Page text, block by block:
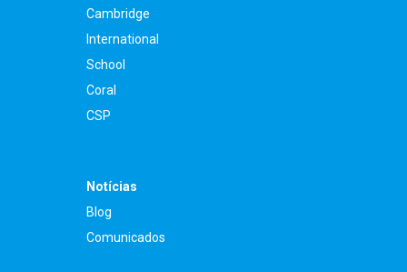
Cambridge
International
School
Coral
CSP
Notícias
Blog
Comunicados